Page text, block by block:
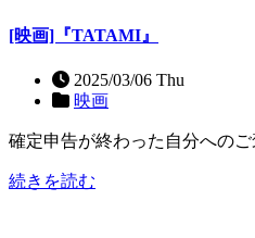
[映画]『TATAMI』
2025/03/06 Thu
映画
確定申告が終わった自分へのご
続きを読む